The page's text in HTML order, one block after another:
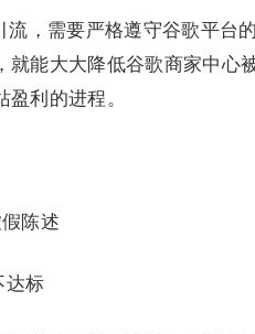
，需要严格遵守谷歌平台
就能大大降低谷歌商家中心
利的进程。
陈述
达标